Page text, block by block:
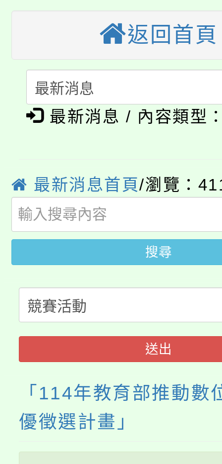
視費優惠，中低收入戶
半價優惠，詳情可洽有
者。
大園自造教育及科技中
份教師增能研習
大溪自造教育及科技
份教師研習
淨零綠生活教案入校路
會
115年食農教育專業人
程
「本色祭」8/29、30在
局官網。
8月14至27日，桃園電
開!
115年桃園市運動會8/
田徑場及游泳池舉行。
桃園市低收入戶享有免
視費優惠，中低收入戶
半價優惠，詳情可洽有
者。
大園自造教育及科技
份教師增能研習
大溪自造教育及科技中
份教師研習
淨零綠生活教案入校路
會
115年食農教育專業人
程
返回首頁
最新消息 / 內容類型
最新消息首頁/瀏覽：
搜尋
送出
「114年教育部推動數
優徵選計畫」